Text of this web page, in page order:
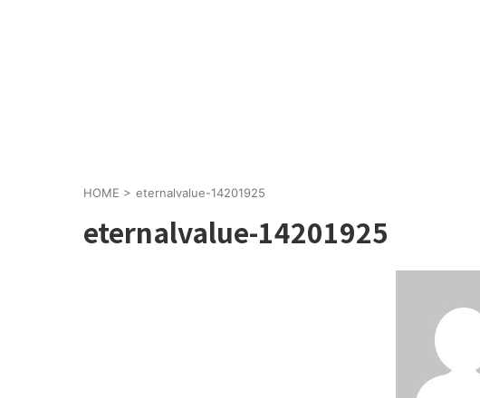
HOME > eternalvalue-14201925
eternalvalue-14201925